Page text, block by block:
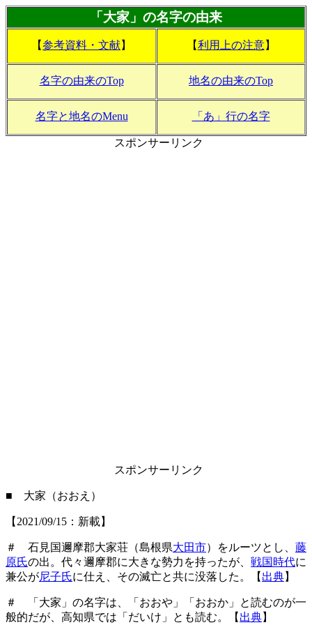
「大家」の名字の由来
【参考資料・文献】 【利用上の注意】
名字の由来のTop 地名の由来のTop
名字と地名のMenu 「あ」行の名字
スポンサーリンク
スポンサーリンク
■ 大家（おおえ）
【2021/09/15：新載】
＃ 石見国邇摩郡大家荘（島根県大田市）をルーツとし、 藤
原氏の出。代々邇摩郡に大きな勢力を持ったが、 戦国時代に
兼公が尼子氏に仕え、その滅亡と共に没落した。【 出典】
＃ 「大家」の名字は、「おおや」「おおか」と読むのが一
般的だが、高知県では「だいけ」とも読む。【 出典】